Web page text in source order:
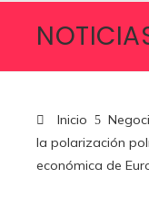
Inicio
la polarización
económica de